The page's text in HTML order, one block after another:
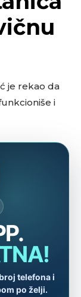
je rekao da
i